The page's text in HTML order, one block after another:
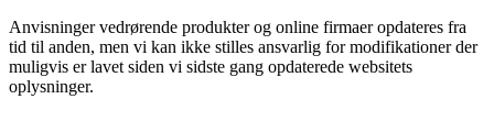
Anvisninger vedrørende produkter og online firmaer opdateres fra
tid til anden, men vi kan ikke stilles ansvarlig for modifikationer der
muligvis er lavet siden vi sidste gang opdaterede websitets
oplysninger.